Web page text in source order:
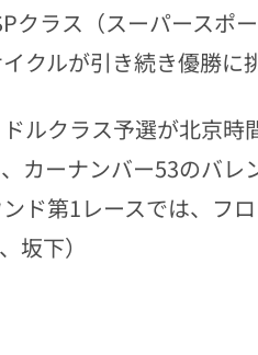
クラス（スーパースポ
クルが引き続き優勝に
ルクラス予選が北京
カーナンバー53のバ
ド第1レースでは、フ
坂下）